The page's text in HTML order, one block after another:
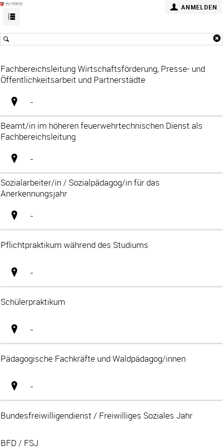
ANMELDEN
Fachbereichsleitung Wirtschaftsförderung, Presse- und
Öffentlichkeitsarbeit und Partnerstädte
-
Beamt/in im höheren feuerwehrtechnischen Dienst als
Fachbereichsleitung
-
Sozialarbeiter/in / Sozialpädagog/in für das
Anerkennungsjahr
-
Pflichtpraktikum während des Studiums
-
Schülerpraktikum
-
Pädagogische Fachkräfte und Waldpädagog/innen
-
Bundesfreiwilligendienst / Freiwilliges Soziales Jahr
BFD / FSJ